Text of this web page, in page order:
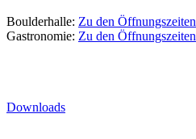
Boulderhalle: Zu den Öffnungszeiten
Gastronomie: Zu den Öffnungszeiten
Downloads